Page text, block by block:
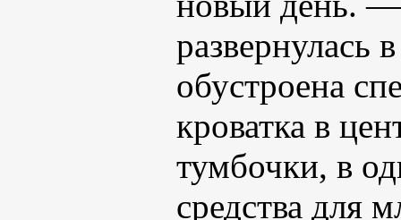
развернулась
обустроена
кроватка в
тумбочки, в
средства для